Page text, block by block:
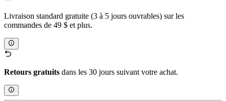
Livraison standard gratuite (3 à 5 jours ouvrables) sur les
commandes de 49 $ et plus.
Retours gratuits dans les 30 jours suivant votre achat.